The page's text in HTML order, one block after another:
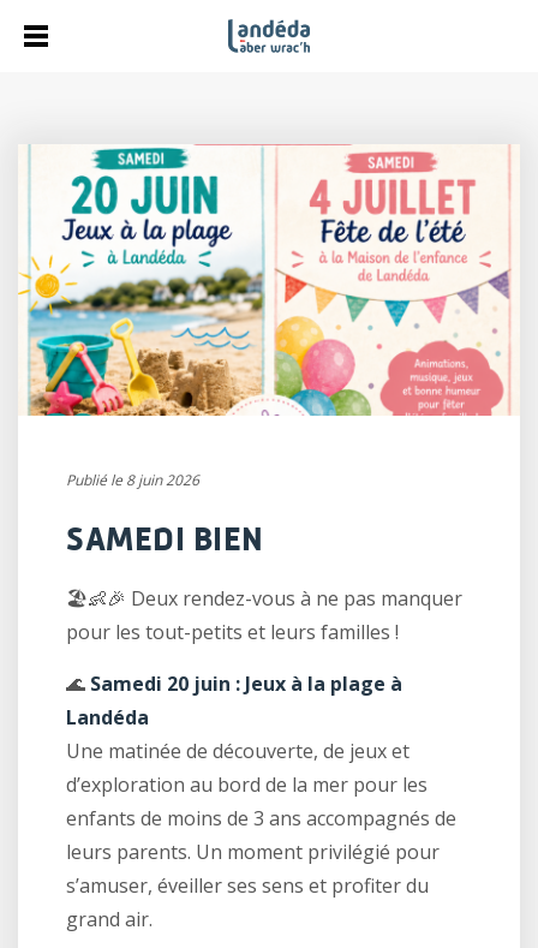
Publié le 8 juin 2026
SAMEDI BIEN
🏖️👶🎉 Deux rendez-vous à ne pas manquer
pour les tout-petits et leurs familles !
🌊 Samedi 20 juin : Jeux à la plage à
Landéda
Une matinée de découverte, de jeux et
d’exploration au bord de la mer pour les
enfants de moins de 3 ans accompagnés de
leurs parents. Un moment privilégié pour
s’amuser, éveiller ses sens et profiter du
grand air.